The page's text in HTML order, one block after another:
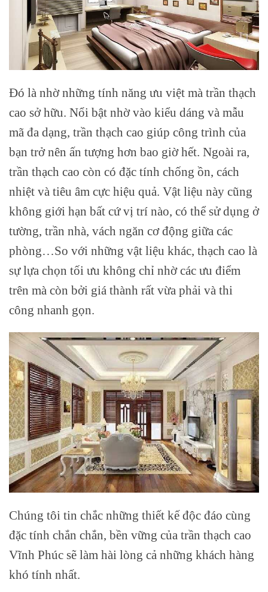
Đó là nhờ những tính năng ưu việt mà trần thạch
cao sở hữu. Nổi bật nhờ vào kiểu dáng và mẫu
mã đa dạng, trần thạch cao giúp công trình của
bạn trở nên ấn tượng hơn bao giờ hết. Ngoài ra,
trần thạch cao còn có đặc tính chống ồn, cách
nhiệt và tiêu âm cực hiệu quả. Vật liệu này cũng
không giới hạn bất cứ vị trí nào, có thể sử dụng ở
tường, trần nhà, vách ngăn cơ động giữa các
phòng…So với những vật liệu khác, thạch cao là
sự lựa chọn tối ưu không chỉ nhờ các ưu điểm
trên mà còn bởi giá thành rất vừa phải và thi
công nhanh gọn.
Chúng tôi tin chắc những thiết kế độc đáo cùng
đặc tính chắn chắn, bền vững của trần thạch cao
Vĩnh Phúc sẽ làm hài lòng cả những khách hàng
khó tính nhất.